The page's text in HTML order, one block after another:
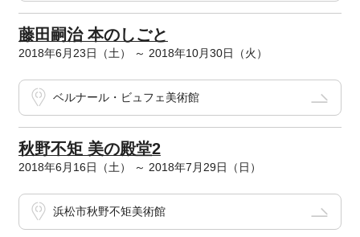
藤田嗣治 本のしごと
2018年6月23日（土） ～ 2018年10月30日（火）
ベルナール・ビュフェ美術館
秋野不矩 美の殿堂2
2018年6月16日（土） ～ 2018年7月29日（日）
浜松市秋野不矩美術館